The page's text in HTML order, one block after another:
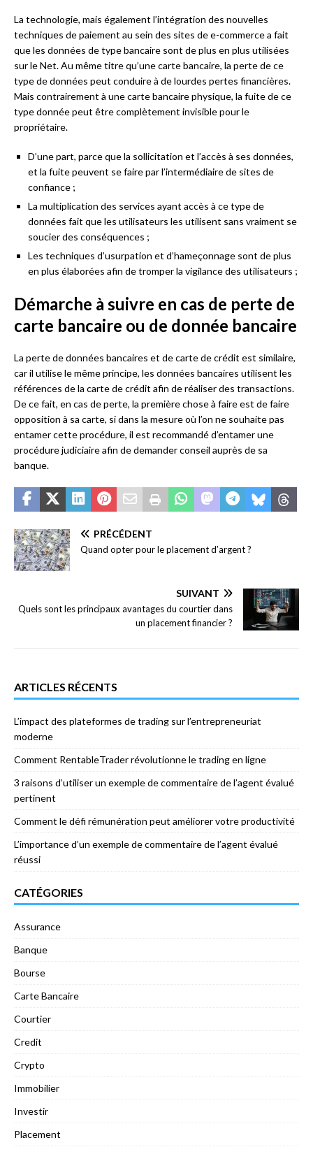
La technologie, mais également l’intégration des nouvelles
techniques de paiement au sein des sites de e-commerce a fait
que les données de type bancaire sont de plus en plus utilisées
sur le Net. Au même titre qu’une carte bancaire, la perte de ce
type de données peut conduire à de lourdes pertes financières.
Mais contrairement à une carte bancaire physique, la fuite de ce
type donnée peut être complètement invisible pour le
propriétaire.
D’une part, parce que la sollicitation et l’accès à ses données,
et la fuite peuvent se faire par l’intermédiaire de sites de
confiance ;
La multiplication des services ayant accès à ce type de
données fait que les utilisateurs les utilisent sans vraiment se
soucier des conséquences ;
Les techniques d’usurpation et d’hameçonnage sont de plus
en plus élaborées afin de tromper la vigilance des utilisateurs ;
Démarche à suivre en cas de perte de
carte bancaire ou de donnée bancaire
La perte de données bancaires et de carte de crédit est similaire,
car il utilise le même principe, les données bancaires utilisent les
références de la carte de crédit afin de réaliser des transactions.
De ce fait, en cas de perte, la première chose à faire est de faire
opposition à sa carte, si dans la mesure où l’on ne souhaite pas
entamer cette procédure, il est recommandé d’entamer une
procédure judiciaire afin de demander conseil auprès de sa
banque.
PRÉCÉDENT
Quand opter pour le placement d’argent ?
SUIVANT
Quels sont les principaux avantages du courtier dans
un placement financier ?
ARTICLES RÉCENTS
L’impact des plateformes de trading sur l’entrepreneuriat
moderne
Comment RentableTrader révolutionne le trading en ligne
3 raisons d’utiliser un exemple de commentaire de l’agent évalué
pertinent
Comment le défi rémunération peut améliorer votre productivité
L’importance d’un exemple de commentaire de l’agent évalué
réussi
CATÉGORIES
Assurance
Banque
Bourse
Carte Bancaire
Courtier
Credit
Crypto
Immobilier
Investir
Placement